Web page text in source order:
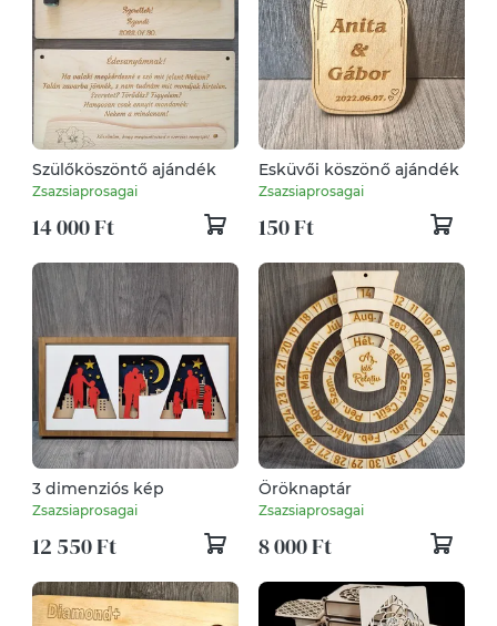
Szülőköszöntő ajándék
Zsazsiaprosagai
14 000 Ft
Esküvői köszönő ajándék
Zsazsiaprosagai
150 Ft
3 dimenziós kép
Zsazsiaprosagai
12 550 Ft
Öröknaptár
Zsazsiaprosagai
8 000 Ft